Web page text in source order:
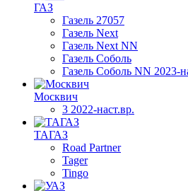
ГАЗ
Газель 27057
Газель Next
Газель Next NN
Газель Соболь
Газель Соболь NN 2023-
Москвич
3 2022-наст.вр.
ТАГАЗ
Road Partner
Tager
Tingo